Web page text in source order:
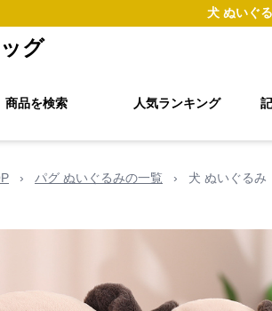
犬 ぬいぐ
グ
商品を検索 人気ランキング
› パグ ぬいぐるみの一覧 › 犬 ぬいぐるみ